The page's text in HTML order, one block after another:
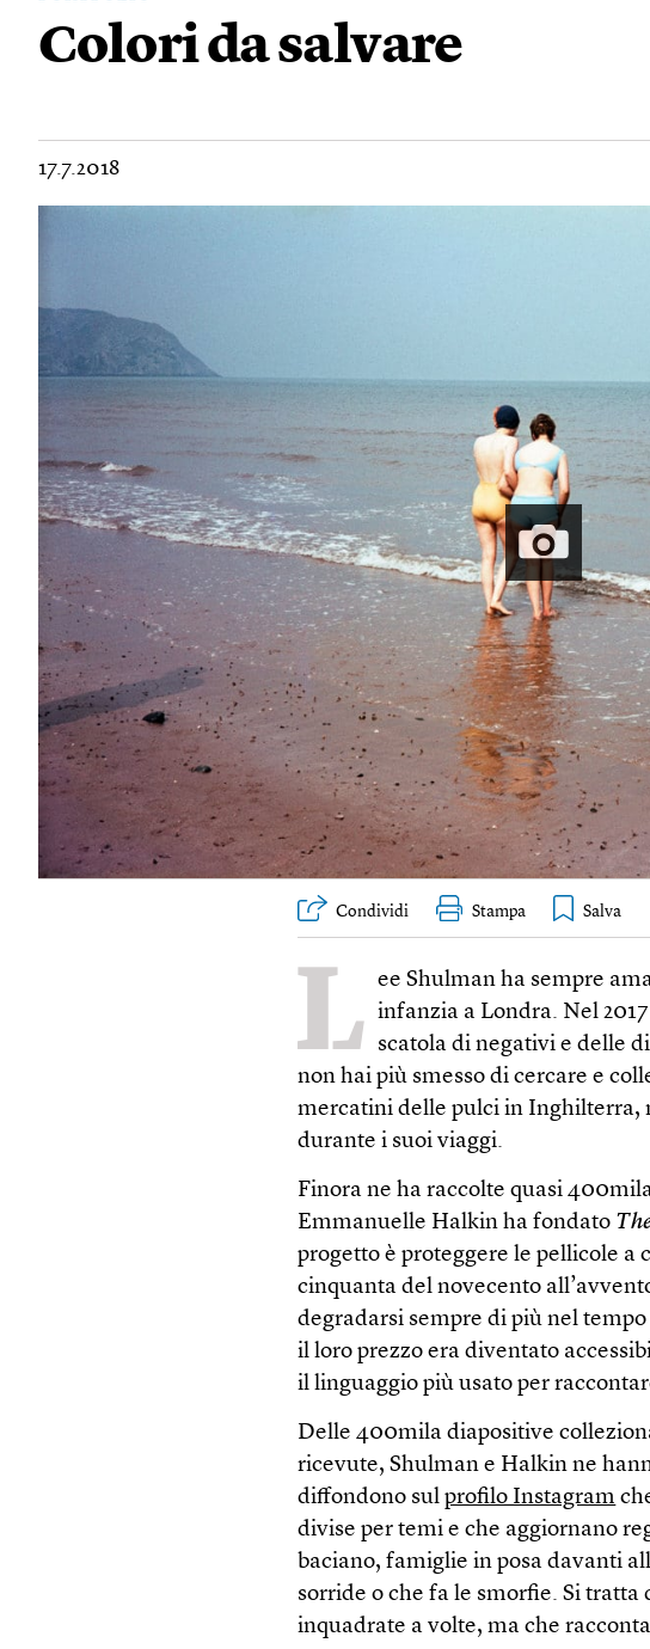
Colori da salvare
17.7.2018
Condividi Stampa
L ee Shulman ha sempre
infanzia a Londra. Nel
scatola di negativi e delle
non hai più smesso di cercare e
mercatini delle pulci in Inghilterra,
durante i suoi viaggi.
Finora ne ha raccolte quasi
Emmanuelle Halkin ha fondato
progetto è proteggere le pellicole a
cinquanta del novecento
degradarsi sempre di più nel
il loro prezzo era diventato
il linguaggio più usato per
Delle 400mila diapositive
ricevute, Shulman e Halkin ne
diffondono sulprofilo Instagram
divise per temi e che aggiornano
baciano, famiglie in posa davanti
sorride o che fa le smorfie. Si
inquadrate a volte, ma che